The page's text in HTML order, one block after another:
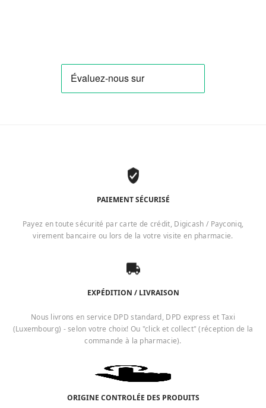
PAIEMENT SÉCURISÉ
Payez en toute sécurité par carte de crédit, Digicash / Payconiq,
virement bancaire ou lors de la votre visite en pharmacie.
EXPÉDITION / LIVRAISON
Nous livrons en service DPD standard, DPD express et Taxi
(Luxembourg) - selon votre choix! Ou "click et collect" (réception de la
commande à la pharmacie).
ORIGINE CONTROLÉE DES PRODUITS